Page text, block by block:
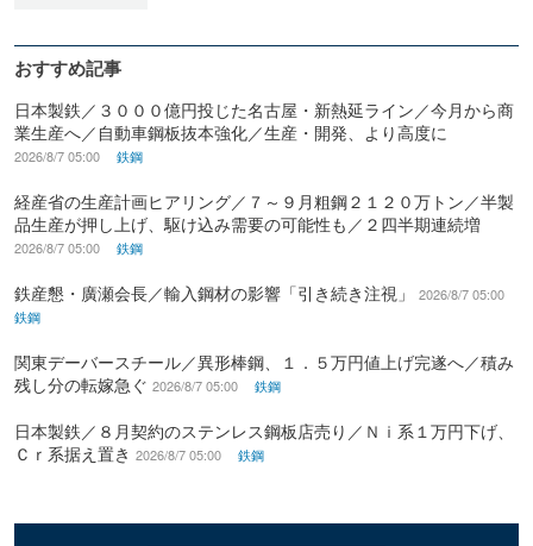
おすすめ記事
日本製鉄／３０００億円投じた名古屋・新熱延ライン／今月から商
業生産へ／自動車鋼板抜本強化／生産・開発、より高度に
2026/8/7 05:00 鉄鋼
経産省の生産計画ヒアリング／７～９月粗鋼２１２０万トン／半製
品生産が押し上げ、駆け込み需要の可能性も／２四半期連続増
2026/8/7 05:00 鉄鋼
鉄産懇・廣瀬会長／輸入鋼材の影響「引き続き注視」
2026/8/7 05:00
鉄鋼
関東デーバースチール／異形棒鋼、１．５万円値上げ完遂へ／積み
残し分の転嫁急ぐ 2026/8/7 05:00 鉄鋼
日本製鉄／８月契約のステンレス鋼板店売り／Ｎｉ系１万円下げ、
Ｃｒ系据え置き 2026/8/7 05:00 鉄鋼